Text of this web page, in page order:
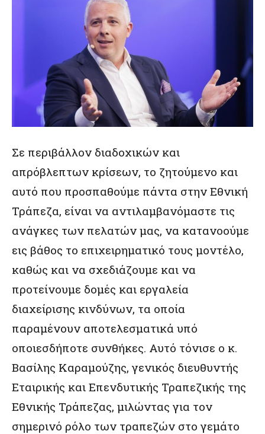
Σε περιβάλλον διαδοχικών και
απρόβλεπτων κρίσεων, το ζητούμενο και
αυτό που προσπαθούμε πάντα στην Εθνική
Τράπεζα, είναι να αντιλαμβανόμαστε τις
ανάγκες των πελατών μας, να κατανοούμε
εις βάθος το επιχειρηματικό τους μοντέλο,
καθώς και να σχεδιάζουμε και να
προτείνουμε δομές και εργαλεία
διαχείρισης κινδύνων, τα οποία
παραμένουν αποτελεσματικά υπό
οποιεσδήποτε συνθήκες. Αυτό τόνισε ο κ.
Βασίλης Καραμούζης, γενικός διευθυντής
Εταιρικής και Επενδυτικής Τραπεζικής της
Εθνικής Τράπεζας, μιλώντας για τον
σημερινό ρόλο των τραπεζών στο γεμάτο